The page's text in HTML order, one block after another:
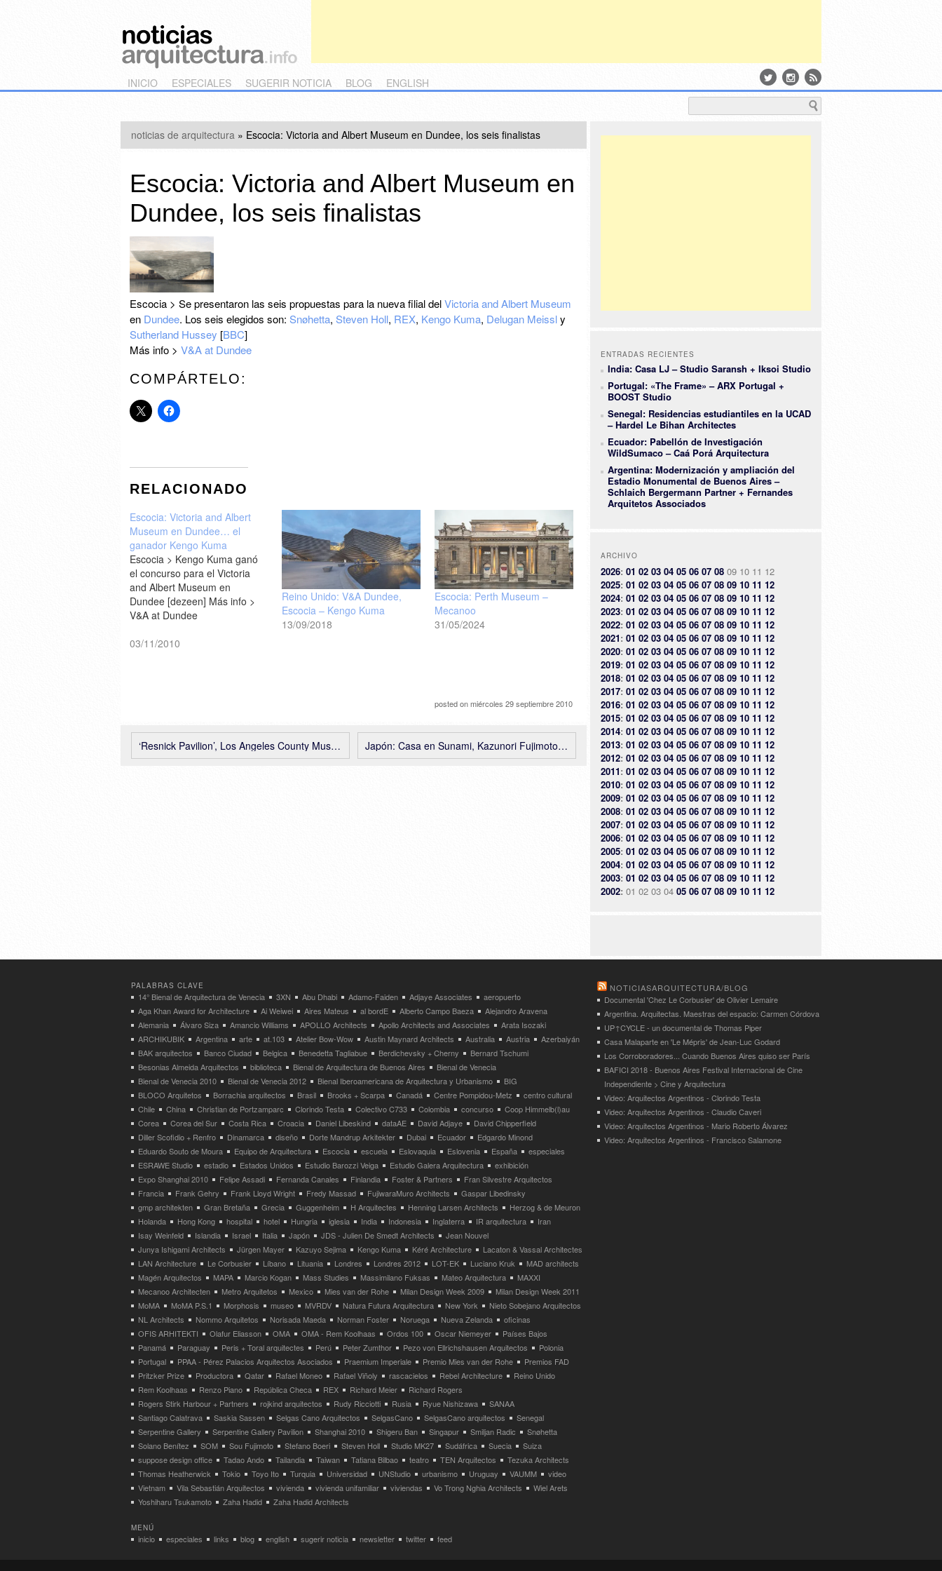
Main menu
Skip to primary content
Skip to secondary content
INICIO ESPECIALES SUGERIR NOTICIA BLOG ENGLISH
noticias de arquitectura » Escocia: Victoria and Albert Museum en Dundee, los seis finalistas
Escocia: Victoria and Albert Museum en
Dundee, los seis finalistas
Escocia > Se presentaron las seis propuestas para la nueva filial delVictoria and Albert Museum
en Dundee. Los seis elegidos son: Snøhetta, Steven Holl, REX, Kengo Kuma, Delugan Meissly
Sutherland Hussey [BBC]
Más info > V&A at Dundee
COMPÁRTELO:
RELACIONADO
Escocia: Victoria and Albert
Museum en Dundee… el
ganador Kengo Kuma
Escocia > Kengo Kuma ganó
el concurso para el Victoria
and Albert Museum en
Dundee [dezeen] Más info >
V&A at Dundee
03/11/2010
Reino Unido: V&A Dundee,
Escocia – Kengo Kuma
13/09/2018
Escocia: Perth Museum –
Mecanoo
31/05/2024
posted onmiércoles 29 septiembre 2010
Japón: Casa en Sunami, Kazunori Fujimoto Architect & Associates
‘Resnick Pavilion’, Los Angeles County Museum of Art, Renzo Piano… video
ENTRADAS RECIENTES
India: Casa LJ – Studio Saransh + Iksoi Studio
Portugal: «The Frame» – ARX Portugal +
BOOST Studio
Senegal: Residencias estudiantiles en la UCAD
– Hardel Le Bihan Architectes
Ecuador: Pabellón de Investigación
WildSumaco – Caá Porá Arquitectura
Argentina: Modernización y ampliación del
Estadio Monumental de Buenos Aires –
Schlaich Bergermann Partner + Fernandes
Arquitetos Associados
ARCHIVO
2026: 01 02 03 04 05 06 07 08 09 10 11 12
2025: 01 02 03 04 05 06 07 08 09 10 11 12
2024: 01 02 03 04 05 06 07 08 09 10 11 12
2023: 01 02 03 04 05 06 07 08 09 10 11 12
2022: 01 02 03 04 05 06 07 08 09 10 11 12
2021: 01 02 03 04 05 06 07 08 09 10 11 12
2020: 01 02 03 04 05 06 07 08 09 10 11 12
2019: 01 02 03 04 05 06 07 08 09 10 11 12
2018: 01 02 03 04 05 06 07 08 09 10 11 12
2017: 01 02 03 04 05 06 07 08 09 10 11 12
2016: 01 02 03 04 05 06 07 08 09 10 11 12
2015: 01 02 03 04 05 06 07 08 09 10 11 12
2014: 01 02 03 04 05 06 07 08 09 10 11 12
2013: 01 02 03 04 05 06 07 08 09 10 11 12
2012: 01 02 03 04 05 06 07 08 09 10 11 12
2011: 01 02 03 04 05 06 07 08 09 10 11 12
2010: 01 02 03 04 05 06 07 08 09 10 11 12
2009: 01 02 03 04 05 06 07 08 09 10 11 12
2008: 01 02 03 04 05 06 07 08 09 10 11 12
2007: 01 02 03 04 05 06 07 08 09 10 11 12
2006: 01 02 03 04 05 06 07 08 09 10 11 12
2005: 01 02 03 04 05 06 07 08 09 10 11 12
2004: 01 02 03 04 05 06 07 08 09 10 11 12
2003: 01 02 03 04 05 06 07 08 09 10 11 12
2002: 01 02 03 04 05 06 07 08 09 10 11 12
PALABRAS CLAVE
14° Bienal de Arquitectura de Venecia 3XN Abu Dhabi Adamo-Faiden Adjaye Associates
aeropuerto
Aga Khan Award for Architecture
Ai Weiwei Aires Mateus al bordE Alberto Campo Baeza
Alejandro Aravena
Alemania
Álvaro Siza Amancio Williams APOLLO Architects Apollo Architects and Associates
Arata Isozaki
ARCHIKUBIK
Argentina arte at.103 Atelier Bow-Wow Austin Maynard Architects Australia Austria
Azerbaiyán
BAK arquitectos
Banco Ciudad Belgica Benedetta Tagliabue Berdichevsky + Cherny
Bernard Tschumi
Besonias Almeida Arquitectos
biblioteca Bienal de Arquitectura de Buenos Aires
Bienal de Venecia
Bienal de Venecia 2010
Bienal de Venecia 2012 Bienal Iberoamericana de Arquitectura y Urbanismo
BIG
BLOCO Arquitetos
Borrachia arquitectos Brasil Brooks + Scarpa Canadá Centre Pompidou-Metz
centro cultural
Chile
China Christian de Portzamparc Clorindo Testa Colectivo C733 Colombia concurso
Coop Himmelb(l)au
Corea
Corea del Sur Costa Rica Croacia Daniel Libeskind dataAE David Adjaye
David Chipperfield
Diller Scofidio + Renfro
Dinamarca diseño Dorte Mandrup Arkitekter Dubai Ecuador
Edgardo Minond
Eduardo Souto de Moura
Equipo de Arquitectura Escocia escuela Eslovaquia Eslovenia España
especiales
ESRAWE Studio
estadio Estados Unidos Estudio Barozzi Veiga Estudio Galera Arquitectura
exhibición
Expo Shanghai 2010
Felipe Assadi Fernanda Canales Finlandia Foster & Partners
Fran Silvestre Arquitectos
Francia
Frank Gehry Frank Lloyd Wright Fredy Massad FujiwaraMuro Architects
Gaspar Libedinsky
gmp architekten
Gran Bretaña Grecia Guggenheim H Arquitectes Henning Larsen Architects
Herzog & de Meuron
Holanda
Hong Kong hospital hotel Hungria iglesia India Indonesia Inglaterra IR arquitectura
Iran
Isay Weinfeld
Islandia Israel Italia Japón JDS - Julien De Smedt Architects
Jean Nouvel
Junya Ishigami Architects
Jürgen Mayer Kazuyo Sejima Kengo Kuma Kéré Architecture
Lacaton & Vassal Architectes
LAN Architecture
Le Corbusier Líbano Lituania Londres Londres 2012 LOT-EK Luciano Kruk
MAD architects
Magén Arquitectos
MAPA Marcio Kogan Mass Studies Massimilano Fuksas Mateo Arquitectura
MAXXI
Mecanoo Architecten
Metro Arquitetos Mexico Mies van der Rohe Milan Design Week 2009
Milan Design Week 2011
MoMA
MoMA P.S.1 Morphosis museo MVRDV Natura Futura Arquitectura New York
Nieto Sobejano Arquitectos
NL Architects
Nommo Arquitetos Norisada Maeda Norman Foster Noruega Nueva Zelanda
oficinas
OFIS ARHITEKTI
Olafur Eliasson OMA OMA - Rem Koolhaas Ordos 100 Oscar Niemeyer
Países Bajos
Panamá
Paraguay Peris + Toral arquitectes Perú Peter Zumthor Pezo von Ellrichshausen Arquitectos
Polonia
Portugal
PPAA - Pérez Palacios Arquitectos Asociados Praemium Imperiale Premio Mies van der Rohe
Premios FAD
Pritzker Prize
Productora Qatar Rafael Moneo Rafael Viñoly rascacielos Rebel Architecture
Reino Unido
Rem Koolhaas
Renzo Piano República Checa REX Richard Meier
Richard Rogers
Rogers Stirk Harbour + Partners
rojkind arquitectos Rudy Ricciotti Rusia Ryue Nishizawa
SANAA
Santiago Calatrava
Saskia Sassen Selgas Cano Arquitectos SelgasCano SelgasCano arquitectos
Senegal
Serpentine Gallery
Serpentine Gallery Pavilion Shanghai 2010 Shigeru Ban Singapur Smiljan Radic
Snøhetta
Solano Benítez
SOM Sou Fujimoto Stefano Boeri Steven Holl Studio MK27 Sudáfrica Suecia
Suiza
suppose design office
Tadao Ando Tailandia Taiwan Tatiana Bilbao teatro TEN Arquitectos
Tezuka Architects
Thomas Heatherwick
Tokio Toyo Ito Turquia Universidad UNStudio urbanismo Uruguay VAUMM
video
Vietnam
Vila Sebastián Arquitectos vivienda vivienda unifamiliar viviendas Vo Trong Nghia Architects
Wiel Arets
Yoshiharu Tsukamoto
Zaha Hadid Zaha Hadid Architects
MENÚ
inicio especiales links blog english sugerir noticia newsletter twitter feed
NOTICIASARQUITECTURA/BLOG
Documental 'Chez Le Corbusier' de Olivier Lemaire
Argentina. Arquitectas. Maestras del espacio: Carmen Córdova
UP↑CYCLE - un documental de Thomas Piper
Casa Malaparte en 'Le Mépris' de Jean-Luc Godard
Los Corroboradores... Cuando Buenos Aires quiso ser París
BAFICI 2018 - Buenos Aires Festival Internacional de Cine
Independiente > Cine y Arquitectura
Video: Arquitectos Argentinos - Clorindo Testa
Video: Arquitectos Argentinos - Claudio Caveri
Video: Arquitectos Argentinos - Mario Roberto Álvarez
Video: Arquitectos Argentinos - Francisco Salamone